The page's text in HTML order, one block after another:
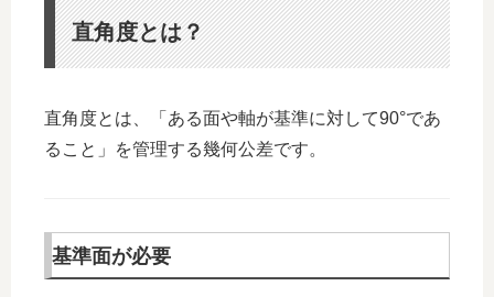
直角度とは？
直角度とは、「ある面や軸が基準に対して90°であ
ること」を管理する幾何公差です。
基準面が必要